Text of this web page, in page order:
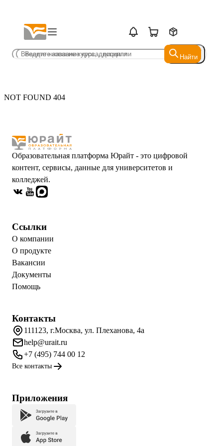
Найти
Найти
NOT FOUND 404
Образовательная платформа Юрайт - это цифровой
контент, сервисы, данные для университетов и
колледжей.
Ссылки
О компании
О продукте
Вакансии
Документы
Помощь
Контакты
111123, г.Москва, ул. Плеханова, 4а
help@urait.ru
+7 (495) 744 00 12
Все контакты
Приложения